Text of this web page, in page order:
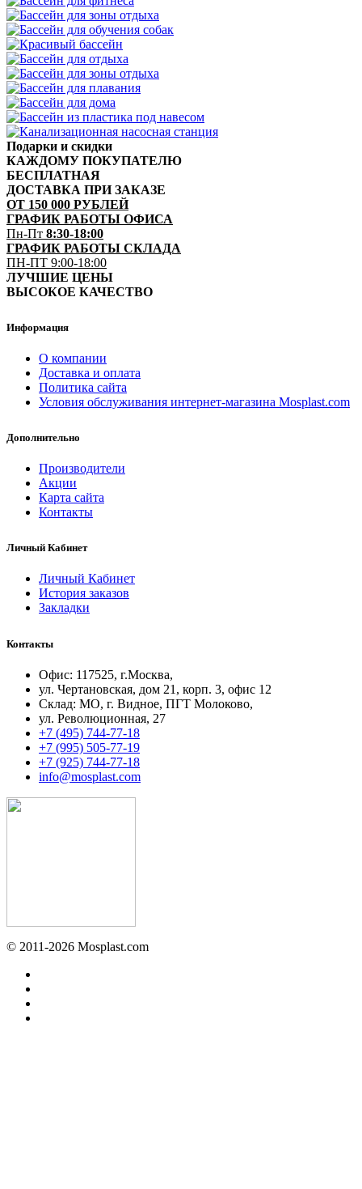
Подарки и скидки
КАЖДОМУ ПОКУПАТЕЛЮ
БЕСПЛАТНАЯ
ДОСТАВКА ПРИ ЗАКАЗЕ
ОТ 150 000 РУБЛЕЙ
ГРАФИК РАБОТЫ ОФИСА
Пн-Пт 8:30-18:00
ГРАФИК РАБОТЫ СКЛАДА
ПН-ПТ 9:00-18:00
ЛУЧШИЕ ЦЕНЫ
ВЫСОКОЕ КАЧЕСТВО
Информация
О компании
Доставка и оплата
Политика сайта
Условия обслуживания интернет-магазина Mosplast.com
Дополнительно
Производители
Акции
Карта сайта
Контакты
Личный Кабинет
Личный Кабинет
История заказов
Закладки
Контакты
Офис: 117525, г.Москва,
ул. Чертановская, дом 21, корп. 3, офис 12
Склад: МО, г. Видное, ПГТ Молоково,
ул. Революционная, 27
+7 (495) 744-77-18
+7 (995) 505-77-19
+7 (925) 744-77-18
info@mоsplast.com
© 2011-2026 Mosplast.com